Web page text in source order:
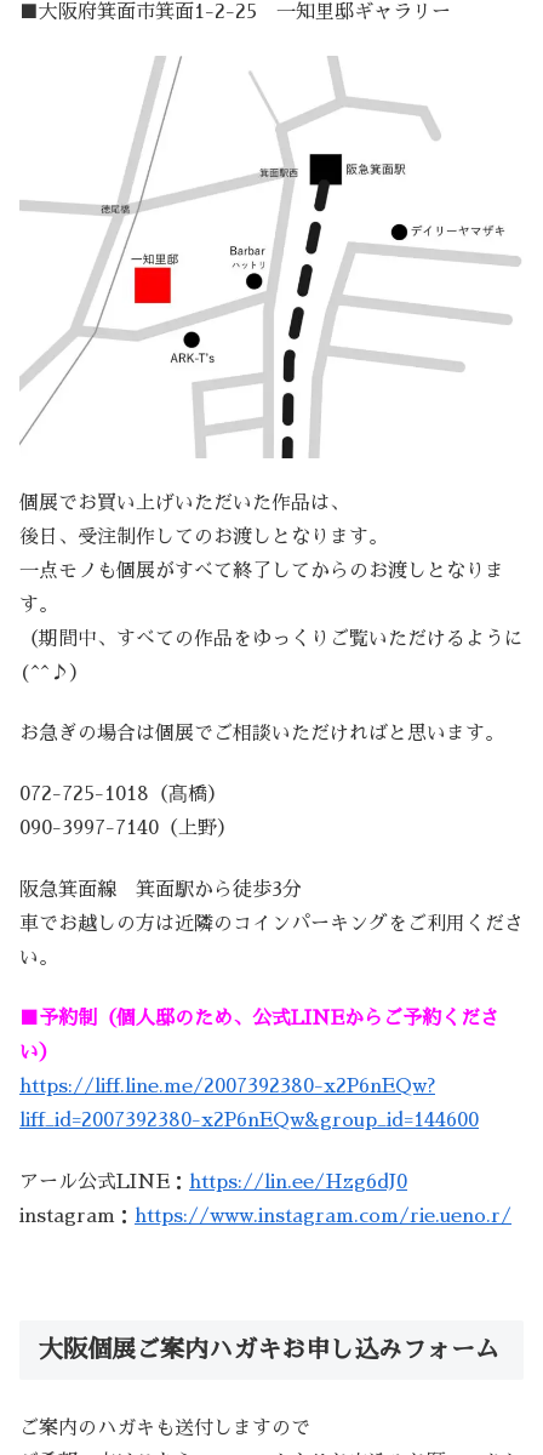
■大阪府箕面市箕面1-2-25 一知里邸ギャラリー
個展でお買い上げいただいた作品は、
後日、受注制作してのお渡しとなります。
一点モノも個展がすべて終了してからのお渡しとなりま
す。
（期間中、すべての作品をゆっくりご覧いただけるように
(^^♪）
お急ぎの場合は個展でご相談いただければと思います。
072-725-1018（髙橋）
090-3997-7140（上野）
阪急箕面線 箕面駅から徒歩3分
車でお越しの方は近隣のコインパーキングをご利用くださ
い。
■予約制（個人邸のため、公式LINEからご予約くださ
い）
https://liff.line.me/2007392380-x2P6nEQw?
liff_id=2007392380-x2P6nEQw&group_id=144600
アール公式LINE：
https://lin.ee/Hzg6dJ0
instagram：
https://www.instagram.com/rie.ueno.r/
大阪個展ご案内ハガキお申し込みフォーム
ご案内のハガキも送付しますので